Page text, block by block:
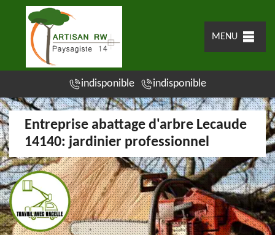
MENU
indisponible indisponible
Entreprise abattage d'arbre Lecaude
14140: jardinier professionnel